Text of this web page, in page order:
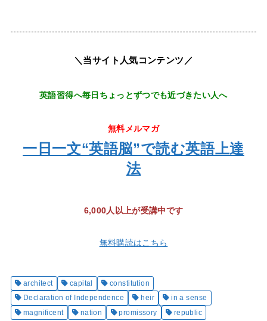
＼当サイト人気コンテンツ／
英語習得へ毎日ちょっとずつでも近づきたい人へ
無料メルマガ
一日一文“英語脳”で読む英語上達
法
6,000人以上が受講中です
無料購読はこちら
architect capital
constitution
Declaration of Independence
heir
in a sense
magnificent
nation promissory republic